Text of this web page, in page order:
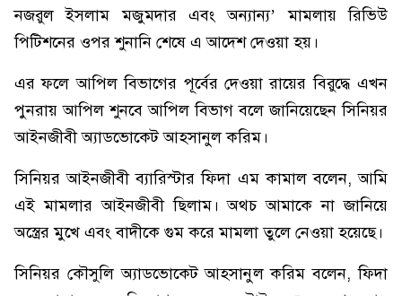
নজরুল ইসলাম মজুমদার এবং অন্যান্য’ মামলায় রিভিউ
পিটিশনের ওপর শুনানি শেষে এ আদেশ দেওয়া হয়।
এর ফলে আপিল বিভাগের পূর্বের দেওয়া রায়ের বিরুদ্ধে এখন
পুনরায় আপিল শুনবে আপিল বিভাগ বলে জানিয়েছেন সিনিয়র
আইনজীবী অ্যাডভোকেট আহসানুল করিম।
সিনিয়র আইনজীবী ব্যারিস্টার ফিদা এম কামাল বলেন, আমি
এই মামলার আইনজীবী ছিলাম। অথচ আমাকে না জানিয়ে
অস্ত্রের মুখে এবং বাদীকে গুম করে মামলা তুলে নেওয়া হয়েছে।
সিনিয়র কৌসুলি অ্যাডভোকেট আহসানুল করিম বলেন, ফিদা